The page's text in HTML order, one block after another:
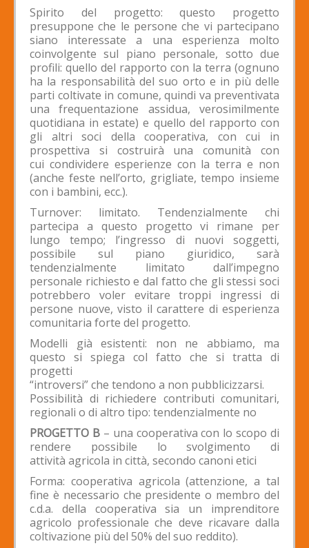
Spirito del progetto: questo progetto
presuppone che le persone che vi partecipano
siano interessate a una esperienza molto
coinvolgente sul piano personale, sotto due
profili: quello del rapporto con la terra (ognuno
ha la responsabilità del suo orto e in più delle
parti coltivate in comune, quindi va preventivata
una frequentazione assidua, verosimilmente
quotidiana in estate) e quello del rapporto con
gli altri soci della cooperativa, con cui in
prospettiva si costruirà una comunità con
cui condividere esperienze con la terra e non
(anche feste nell’orto, grigliate, tempo insieme
con i bambini, ecc.).
Turnover: limitato. Tendenzialmente chi
partecipa a questo progetto vi rimane per
lungo tempo; l’ingresso di nuovi soggetti,
possibile sul piano giuridico, sarà
tendenzialmente limitato dall’impegno
personale richiesto e dal fatto che gli stessi soci
potrebbero voler evitare troppi ingressi di
persone nuove, visto il carattere di esperienza
comunitaria forte del progetto.
Modelli già esistenti: non ne abbiamo, ma
questo si spiega col fatto che si tratta di
progetti
“introversi” che tendono a non pubblicizzarsi.
Possibilità di richiedere contributi comunitari,
regionali o di altro tipo: tendenzialmente no
PROGETTO B– una cooperativa con lo scopo di
rendere possibile lo svolgimento di
attività agricola in città, secondo canoni etici
Forma: cooperativa agricola (attenzione, a tal
fine è necessario che presidente o membro del
c.d.a. della cooperativa sia un imprenditore
agricolo professionale che deve ricavare dalla
coltivazione più del 50% del suo reddito).